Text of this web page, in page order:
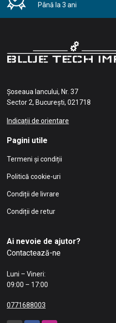
Până la 3 ani
Șoseaua Iancului, Nr. 37
Sector 2, București, 021718
Indicații de orientare
Pagini utile
Termeni și condiții
Politică cookie-uri
Condiții de livrare
Condiții de retur
Ai nevoie de ajutor?
Contactează-ne
Luni – Vineri:
09:00 – 17:00
0771688003